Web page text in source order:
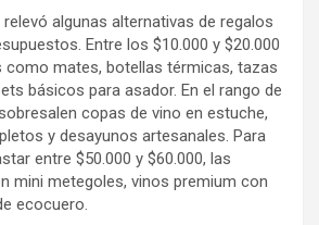
algunas alternativas de regalos
Entre los $10.000 y $20.000
como mates, botellas térmicas, tazas
básicos para asador. En el rango de
copas de vino en estuche,
y desayunos artesanales. Para
entre $50.000 y $60.000, las
mini metegoles, vinos premium con
ecocuero.